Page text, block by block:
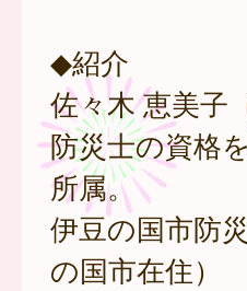
◆紹介
佐々木 恵美子
防災士の資格
所属。
伊豆の国市防
の国市在住）